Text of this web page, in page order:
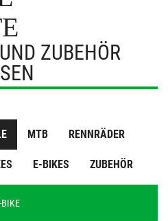
ZUBEHÖR
MTB RENNRÄDER
E-BIKES ZUBEHÖR
BIKE